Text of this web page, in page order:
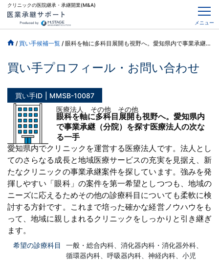
クリニックの医院継承・承継開業(M&A)
メニュー
/ 買い手候補一覧 / 眼科を軸に多科目展開も視野へ。愛知県内で事業承継（分院）を探す医療法人の次なる一手
買い手プロフィール・お問い合わせ
買い手ID
MMSB-10087
医療法人 その他 その他
眼科を軸に多科目展開も視野へ。愛知県内
で事業承継（分院）を探す医療法人の次な
る一手
愛知県内でクリニックを運営する医療法人です。法人とし
てのさらなる成長と地域医療サービスの充実を見据え、新
たなクリニックの事業承継案件を探しています。強みを発
揮しやすい「眼科」の案件を第一希望としつつも、地域の
ニーズに応えるためその他の診療科目についても柔軟に検
討する方針です。これまで培った確かな経営ノウハウをも
って、地域に親しまれるクリニックをしっかりと引き継ぎ
ます。
希望の診療科目
一般・総合内科、消化器内科・消化器外科、
循環器内科、呼吸器内科、神経内科、小児